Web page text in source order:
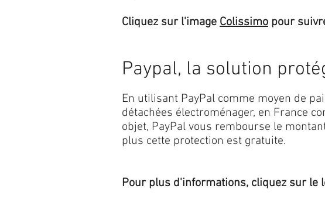
Cliquez sur l'image Colissimo pour
Paypal, la solution
En utilisant PayPal comme moyen de
détachées électroménager, en France
objet, PayPal vous rembourse le
plus cette protection est gratuite.
Pour plus d'informations, cliquez sur le